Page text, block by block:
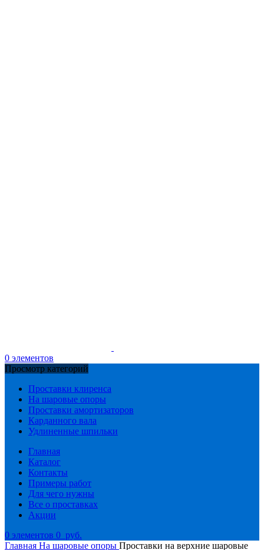
0 элементов
Просмотр категорий
Проставки клиренса
На шаровые опоры
Проставки амортизаторов
Карданного вала
Удлиненные шпильки
Главная
Каталог
Контакты
Примеры работ
Для чего нужны
Все о проставках
Акции
0 элементов 0 руб.
Главная На шаровые опоры Проставки на верхние шаровые